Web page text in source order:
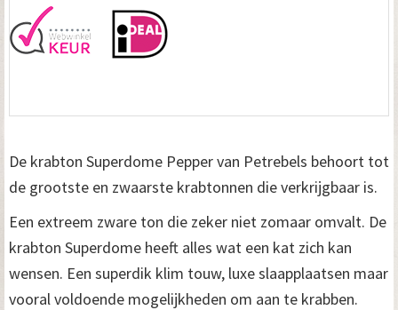
De krabton Superdome Pepper van Petrebels behoort tot
de grootste en zwaarste krabtonnen die verkrijgbaar is.
Een extreem zware ton die zeker niet zomaar omvalt. De
krabton Superdome heeft alles wat een kat zich kan
wensen. Een superdik klim touw, luxe slaapplaatsen maar
vooral voldoende mogelijkheden om aan te krabben.